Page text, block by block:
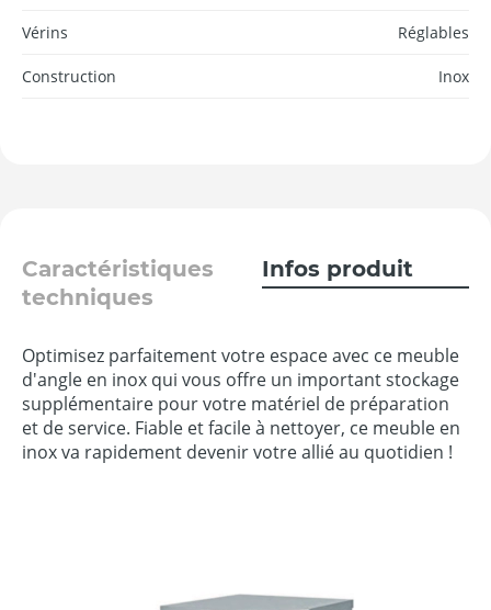
Vérins Réglables
Construction Inox
Caractéristiques
techniques
Infos produit
Optimisez parfaitement votre espace avec ce meuble
d'angle en inox qui vous offre un important stockage
supplémentaire pour votre matériel de préparation
et de service. Fiable et facile à nettoyer, ce meuble en
inox va rapidement devenir votre allié au quotidien !